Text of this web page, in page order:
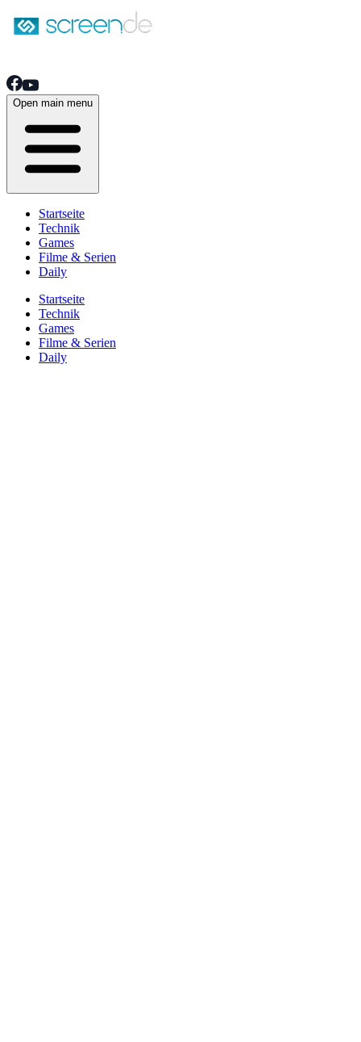
Open main menu
Startseite
Technik
Games
Filme & Serien
Daily
Startseite
Technik
Games
Filme & Serien
Daily